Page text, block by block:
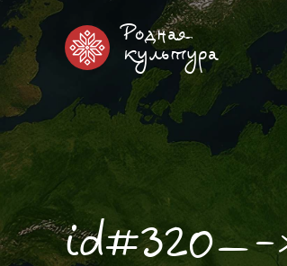
Родная
культура
id#320—-